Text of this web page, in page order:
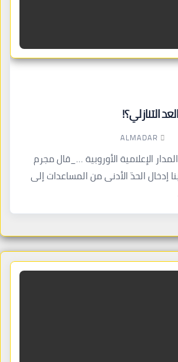
التنازلي؟!
ALMADAR
الإعلامية الأوروبية …_قال مجرم
إدخال الحدّ الأدنى من المساعدات إلى